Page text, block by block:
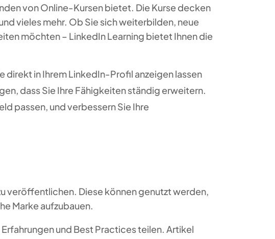
von Online-Kursen bietet. Die Kurse decken
vieles mehr. Ob Sie sich weiterbilden, neue
möchten – LinkedIn Learning bietet Ihnen die
direkt in Ihrem LinkedIn-Profil anzeigen lassen
dass Sie Ihre Fähigkeiten ständig erweitern.
passen, und verbessern Sie Ihre
veröffentlichen. Diese können genutzt werden,
Marke aufzubauen.
und Best Practices teilen. Artikel